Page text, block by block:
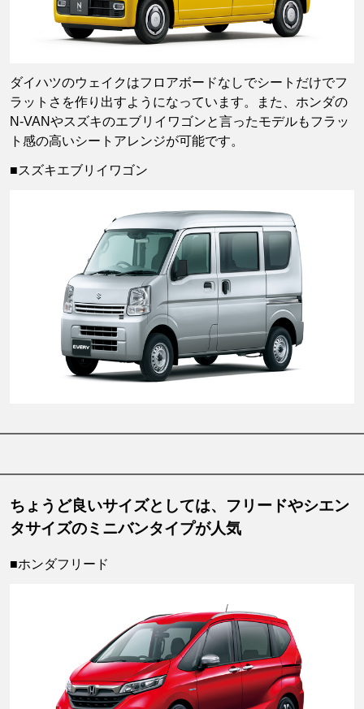
ダイハツのウェイクはフロアボードなしでシートだけでフ
ラットさを作り出すようになっています。また、ホンダの
N-VANやスズキのエブリイワゴンと言ったモデルもフラッ
ト感の高いシートアレンジが可能です。
■スズキエブリイワゴン
ちょうど良いサイズとしては、フリードやシエン
タサイズのミニバンタイプが人気
■ホンダフリード